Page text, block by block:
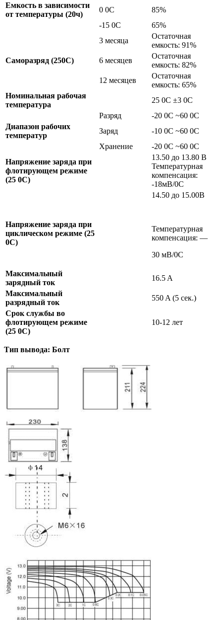
Емкость в зависимости
от температуры (20ч)
0 0С
85%
-15 0С
65%
3 месяца
Остаточная
емкость: 91%
Саморазряд (250C) 6 месяцев
Остаточная
емкость: 82%
12 месяцев
Остаточная
емкость: 65%
Номинальная рабочая
температура
25 0C ±3 0C
Разряд
-20 0C ~60 0C
Диапазон рабочих
температур
Заряд
-10 0C ~60 0C
Хранение
-20 0C ~60 0C
Напряжение заряда при
флотирующем режиме
(25 0C)
13.50 до 13.80 В
Температурная
компенсация:
-18мВ/0C
Напряжение заряда при
циклическом режиме (25
0C)
14.50 до 15.00В
Температурная
компенсация: —
30 мВ/0C
Максимальный
зарядный ток
16.5 A
Максимальный
разрядный ток
550 A (5 сек.)
Срок службы во
флотирующем режиме
(25 0C)
10-12 лет
Тип вывода: Болт